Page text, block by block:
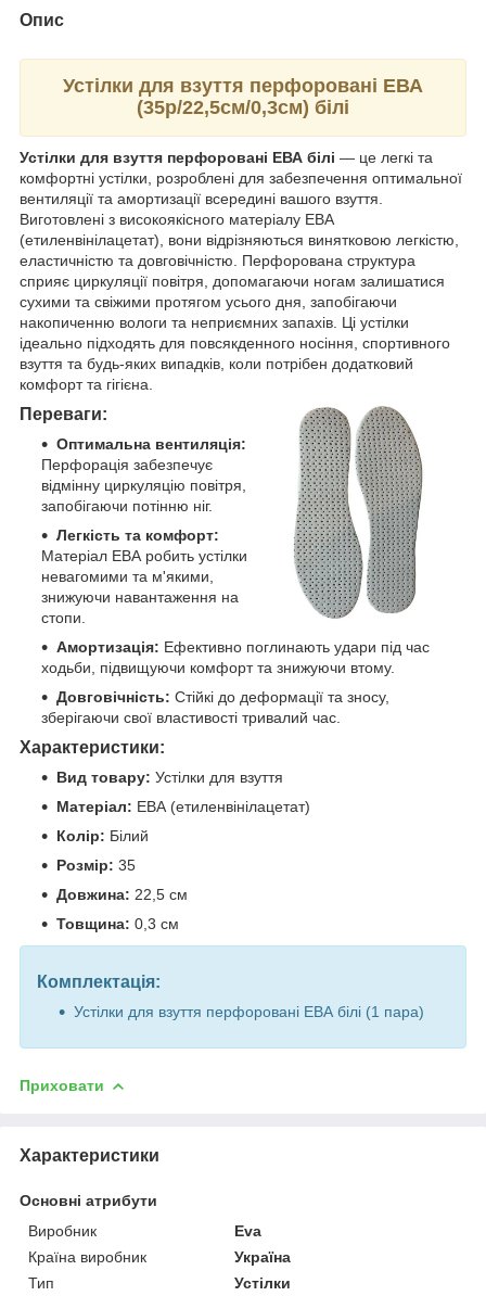
Опис
Устілки для взуття перфоровані ЕВА
(35р/22,5см/0,3см) білі
Устілки для взуття перфоровані ЕВА білі — це легкі та
комфортні устілки, розроблені для забезпечення оптимальної
вентиляції та амортизації всередині вашого взуття.
Виготовлені з високоякісного матеріалу ЕВА
(етиленвінілацетат), вони відрізняються винятковою легкістю,
еластичністю та довговічністю. Перфорована структура
сприяє циркуляції повітря, допомагаючи ногам залишатися
сухими та свіжими протягом усього дня, запобігаючи
накопиченню вологи та неприємних запахів. Ці устілки
ідеально підходять для повсякденного носіння, спортивного
взуття та будь-яких випадків, коли потрібен додатковий
комфорт та гігієна.
Переваги:
Оптимальна вентиляція:
Перфорація забезпечує
відмінну циркуляцію повітря,
запобігаючи потінню ніг.
Легкість та комфорт:
Матеріал ЕВА робить устілки
невагомими та м'якими,
знижуючи навантаження на
стопи.
Амортизація: Ефективно поглинають удари під час
ходьби, підвищуючи комфорт та знижуючи втому.
Довговічність: Стійкі до деформації та зносу,
зберігаючи свої властивості тривалий час.
Характеристики:
Вид товару: Устілки для взуття
Матеріал: ЕВА (етиленвінілацетат)
Колір: Білий
Розмір: 35
Довжина: 22,5 см
Товщина: 0,3 см
Комплектація:
Устілки для взуття перфоровані ЕВА білі (1 пара)
Приховати
Характеристики
Основні атрибути
Виробник
Eva
Країна виробник
Україна
Тип
Устілки